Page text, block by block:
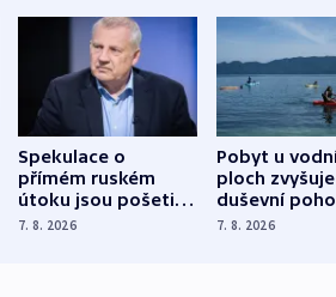
Spekulace o
přímém ruském
útoku jsou pošetilé,
míní estonský
7. 8. 2026
Pobyt u
ploch zvyšuje
duševní
ukázala
7. 8. 2026